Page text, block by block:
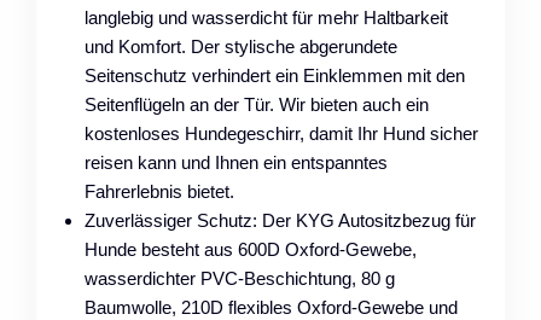
langlebig und wasserdicht für mehr Haltbarkeit
und Komfort. Der stylische abgerundete
Seitenschutz verhindert ein Einklemmen mit den
Seitenflügeln an der Tür. Wir bieten auch ein
kostenloses Hundegeschirr, damit Ihr Hund sicher
reisen kann und Ihnen ein entspanntes
Fahrerlebnis bietet.
Zuverlässiger Schutz: Der KYG Autositzbezug für
Hunde besteht aus 600D Oxford-Gewebe,
wasserdichter PVC-Beschichtung, 80 g
Baumwolle, 210D flexibles Oxford-Gewebe und